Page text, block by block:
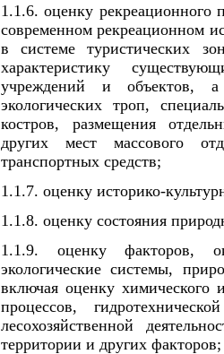
1.1.6. оценку рекреационного
современном рекреационном
в системе туристических
характеристику
учреждений и объектов,
экологических троп,
костров, размещения
других мест массового
транспортных средств;
1.1.7. оценку историко-
1.1.8. оценку состояния
1.1.9. оценку факторов,
экологические системы,
включая оценку химического
процессов,
лесохозяйственной
территории и других факторов;